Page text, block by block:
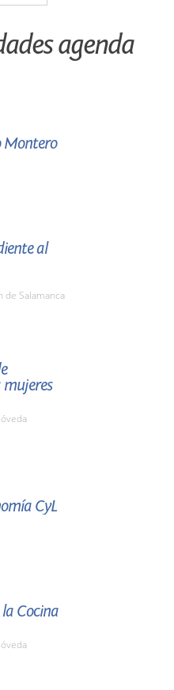
agenda
Montero
al
de Salamanca
mujeres
CyL
Cocina